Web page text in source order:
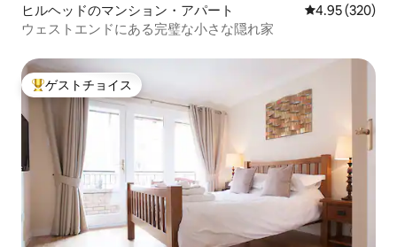
ヒルヘッドのマンション・アパート レビュー320
4.95 (320)
ウェストエンドにある完璧な小さな隠れ家
大好評のゲストチョイスです。
ゲストチョイス